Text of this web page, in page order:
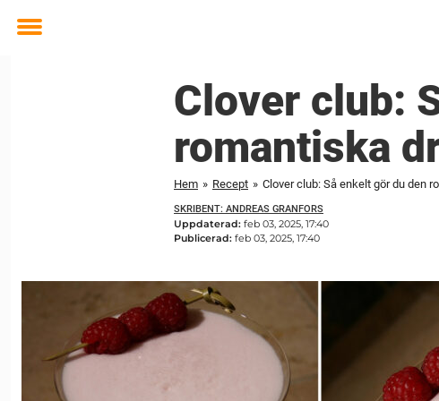
Toggle
Clover club:
romantiska
Hem » Recept » Clover club: Så enkelt gör du den
SKRIBENT: ANDREAS GRANFORS
Uppdaterad: feb 03, 2025, 17:40
Publicerad: feb 03, 2025, 17:40